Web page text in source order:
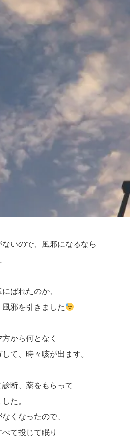
いので、風邪になるなら
ばれたのか、
邪を引きました
から何となく
て、時々咳が出ます。
断、薬をもらって
た。
くなったので、
て投じて眠り